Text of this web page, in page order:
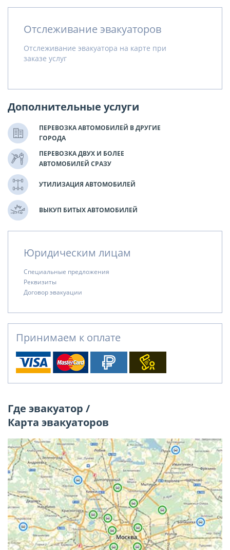
Отслеживание эвакуаторов
Отслеживание эвакуатора на карте при
заказе услуг
Дополнительные услуги
ПЕРЕВОЗКА АВТОМОБИЛЕЙ В ДРУГИЕ
ГОРОДА
ПЕРЕВОЗКА ДВУХ И БОЛЕЕ
АВТОМОБИЛЕЙ СРАЗУ
УТИЛИЗАЦИЯ АВТОМОБИЛЕЙ
ВЫКУП БИТЫХ АВТОМОБИЛЕЙ
Юридическим лицам
Специальные предложения
Реквизиты
Договор эвакуации
Принимаем к оплате
Где эвакуатор /
Карта эвакуаторов